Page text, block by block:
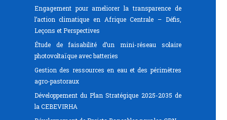
Engagement pour ameliorer la transparence de
l’action climatique en Afrique Centrale – Défis,
Leçons et Perspectives
Étude de faisabilité d’un mini-réseau solaire
photovoltaïque avec batteries
Gestion des ressources en eau et des périmètres
agro-pastoraux
Développement du Plan Stratégique 2025-2035 de
la CEBEVIRHA